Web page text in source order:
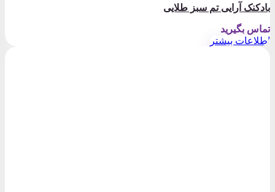
بادکنک آرایی تم سبز طلایی
تماس بگیرید
اطلاعات بیشتر